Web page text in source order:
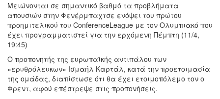
Μειώνονται σε σημαντικό βαθμό τα προβλήματα
απουσιών στην Φενέρμπαχτσε ενόψει του πρώτου
προημιτελικού του ConferenceLeague με τον Ολυμπιακό που
έχει προγραμματιστεί για την ερχόμενη Πέμπτη (11/4,
19:45)
Ο προπονητής της ευρωπαϊκής αντιπάλου των
«ερυθρόλευκων» Ισμαήλ Καρτάλ, κατά την προετοιμασία
της ομάδας, διαπίστωσε ότι θα έχει ετοιμοπόλεμο τον ο
Φρεντ, αφού επέστρεψε στις προπονήσεις.